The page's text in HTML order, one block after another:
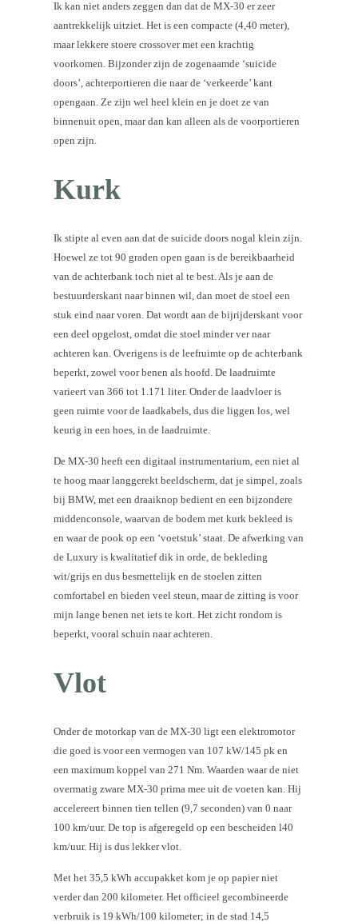
Ik kan niet anders zeggen dan dat de MX-30 er zeer
aantrekkelijk uitziet. Het is een compacte (4,40 meter),
maar lekkere stoere crossover met een krachtig
voorkomen. Bijzonder zijn de zogenaamde ‘suicide
doors’, achterportieren die naar de ‘verkeerde’ kant
opengaan. Ze zijn wel heel klein en je doet ze van
binnenuit open, maar dan kan alleen als de voorportieren
open zijn.
Kurk
Ik stipte al even aan dat de suicide doors nogal klein zijn.
Hoewel ze tot 90 graden open gaan is de bereikbaarheid
van de achterbank toch niet al te best. Als je aan de
bestuurderskant naar binnen wil, dan moet de stoel een
stuk eind naar voren. Dat wordt aan de bijrijderskant voor
een deel opgelost, omdat die stoel minder ver naar
achteren kan. Overigens is de leefruimte op de achterbank
beperkt, zowel voor benen als hoofd. De laadruimte
varieert van 366 tot 1.171 liter. Onder de laadvloer is
geen ruimte voor de laadkabels, dus die liggen los, wel
keurig in een hoes, in de laadruimte.
De MX-30 heeft een digitaal instrumentarium, een niet al
te hoog maar langgerekt beeldscherm, dat je simpel, zoals
bij BMW, met een draaiknop bedient en een bijzondere
middenconsole, waarvan de bodem met kurk bekleed is
en waar de pook op een ‘voetstuk’ staat. De afwerking van
de Luxury is kwalitatief dik in orde, de bekleding
wit/grijs en dus besmettelijk en de stoelen zitten
comfortabel en bieden veel steun, maar de zitting is voor
mijn lange benen net iets te kort. Het zicht rondom is
beperkt, vooral schuin naar achteren.
Vlot
Onder de motorkap van de MX-30 ligt een elektromotor
die goed is voor een vermogen van 107 kW/145 pk en
een maximum koppel van 271 Nm. Waarden waar de niet
overmatig zware MX-30 prima mee uit de voeten kan. Hij
accelereert binnen tien tellen (9,7 seconden) van 0 naar
100 km/uur. De top is afgeregeld op een bescheiden l40
km/uur. Hij is dus lekker vlot.
Met het 35,5 kWh accupakket kom je op papier niet
verder dan 200 kilometer. Het officieel gecombineerde
verbruik is 19 kWh/100 kilometer; in de stad 14,5